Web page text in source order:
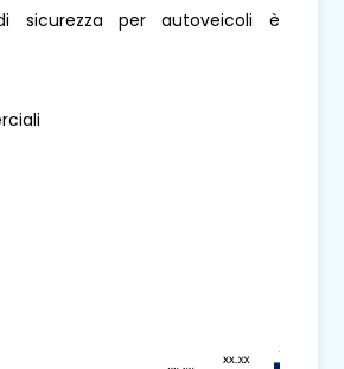
sicurezza per autoveicoli è